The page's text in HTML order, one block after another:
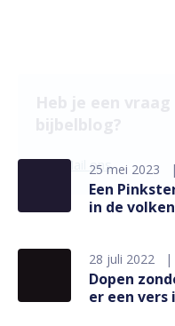
Mail ons25 mei 2023
Een
in de
28 juli 2022
Dopen
er een vers